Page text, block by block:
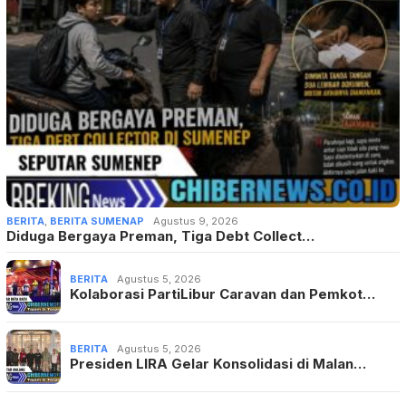
BERITA, BERITA SUMENAP Agustus 9, 2026
Diduga Bergaya Preman, Tiga Debt Collect…
BERITA Agustus 5, 2026
Kolaborasi PartiLibur Caravan dan Pemkot…
BERITA Agustus 5, 2026
Presiden LIRA Gelar Konsolidasi di Malan…